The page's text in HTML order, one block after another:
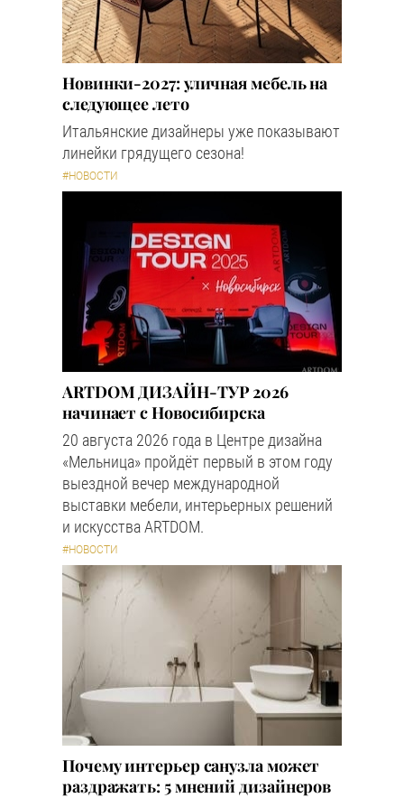
Новинки-2027: уличная мебель на
следующее лето
Итальянские дизайнеры уже показывают
линейки грядущего сезона!
#НОВОСТИ
ARTDOM ДИЗАЙН-ТУР 2026
начинает с Новосибирска
20 августа 2026 года в Центре дизайна
«Мельница» пройдёт первый в этом году
выездной вечер международной
выставки мебели, интерьерных решений
и искусства ARTDOM.
#НОВОСТИ
Почему интерьер санузла может
раздражать: 5 мнений дизайнеров